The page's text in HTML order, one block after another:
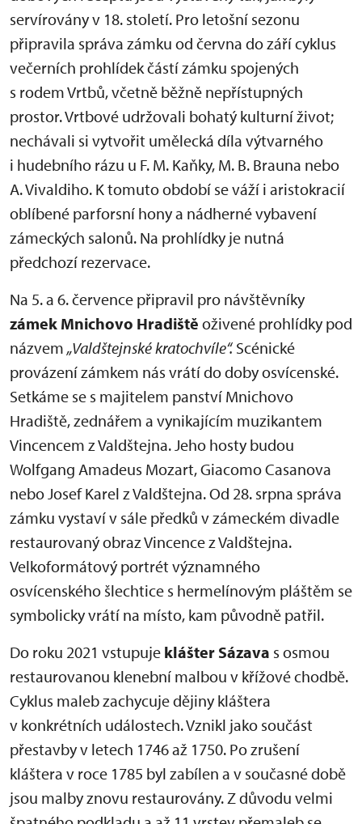
servírovány v 18. století. Pro letošní sezonu
připravila správa zámku od června do září cyklus
večerních prohlídek částí zámku spojených
s rodem Vrtbů, včetně běžně nepřístupných
prostor. Vrtbové udržovali bohatý kulturní život;
nechávali si vytvořit umělecká díla výtvarného
i hudebního rázu u F. M. Kaňky, M. B. Brauna nebo
A. Vivaldiho. K tomuto období se váží i aristokracií
oblíbené parforsní hony a nádherné vybavení
zámeckých salonů. Na prohlídky je nutná
předchozí rezervace.
Na 5. a 6. července připravil pro návštěvníky
zámek Mnichovo Hradiště oživené prohlídky pod
názvem „Valdštejnské kratochvíle“. Scénické
provázení zámkem nás vrátí do doby osvícenské.
Setkáme se s majitelem panství Mnichovo
Hradiště, zednářem a vynikajícím muzikantem
Vincencem z Valdštejna. Jeho hosty budou
Wolfgang Amadeus Mozart, Giacomo Casanova
nebo Josef Karel z Valdštejna. Od 28. srpna správa
zámku vystaví v sále předků v zámeckém divadle
restaurovaný obraz Vincence z Valdštejna.
Velkoformátový portrét významného
osvícenského šlechtice s hermelínovým pláštěm se
symbolicky vrátí na místo, kam původně patřil.
Do roku 2021 vstupuje klášter Sázava s osmou
restaurovanou klenební malbou v křížové chodbě.
Cyklus maleb zachycuje dějiny kláštera
v konkrétních událostech. Vznikl jako součást
přestavby v letech 1746 až 1750. Po zrušení
kláštera v roce 1785 byl zabílen a v současné době
jsou malby znovu restaurovány. Z důvodu velmi